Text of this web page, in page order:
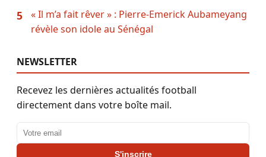
5
« Il m’a fait rêver » : Pierre-Emerick Aubameyang
révèle son idole au Sénégal
NEWSLETTER
Recevez les dernières actualités football
directement dans votre boîte mail.
Adresse email
S'inscrire